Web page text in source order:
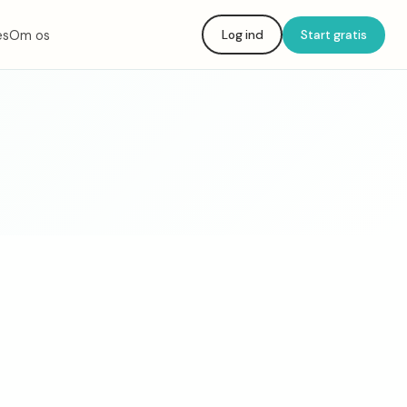
Om os Log ind Start gratis